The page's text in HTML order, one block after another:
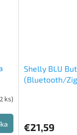
ks)
Shelly BLU
(Bluetooth/
€21,59